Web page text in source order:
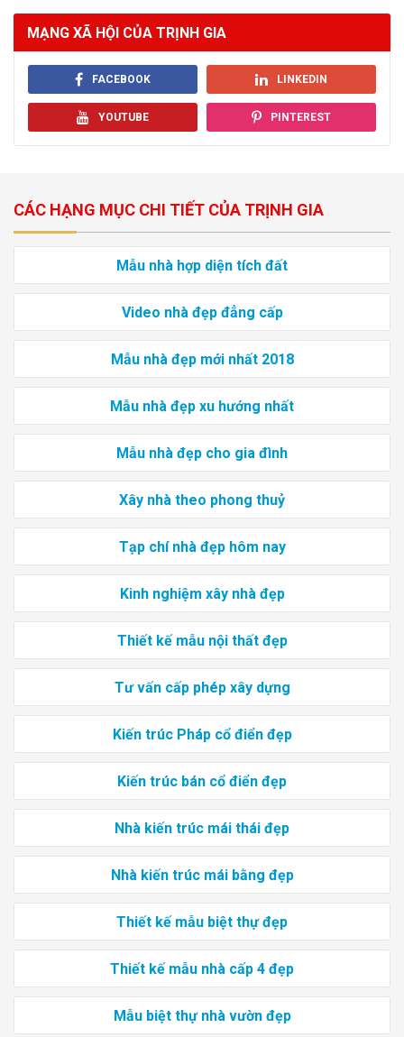
MẠNG XÃ HỘI CỦA TRỊNH GIA
FACEBOOK LINKEDIN
YOUTUBE PINTEREST
CÁC HẠNG MỤC CHI TIẾT CỦA TRỊNH GIA
Mẫu nhà hợp diện tích đất
Video nhà đẹp đẳng cấp
Mẫu nhà đẹp mới nhất 2018
Mẫu nhà đẹp xu hướng nhất
Mẫu nhà đẹp cho gia đình
Xây nhà theo phong thuỷ
Tạp chí nhà đẹp hôm nay
Kinh nghiệm xây nhà đẹp
Thiết kế mẫu nội thất đẹp
Tư vấn cấp phép xây dựng
Kiến trúc Pháp cổ điển đẹp
Kiến trúc bán cổ điển đẹp
Nhà kiến trúc mái thái đẹp
Nhà kiến trúc mái bằng đẹp
Thiết kế mẫu biệt thự đẹp
Thiết kế mẫu nhà cấp 4 đẹp
Mẫu biệt thự nhà vườn đẹp